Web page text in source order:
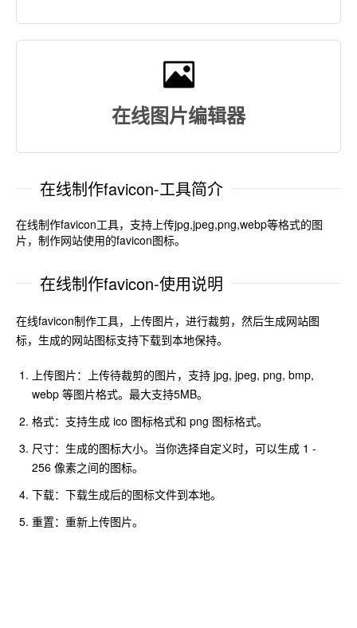
在线图片编辑器
在线制作favicon-工具简介
在线制作favicon工具，支持上传jpg,jpeg,png,webp等格式的图
片，制作网站使用的favicon图标。
在线制作favicon-使用说明
在线favicon制作工具，上传图片，进行裁剪，然后生成网站图
标，生成的网站图标支持下载到本地保持。
上传图片：上传待裁剪的图片，支持 jpg, jpeg, png, bmp,
webp 等图片格式。最大支持5MB。
格式：支持生成 ico 图标格式和 png 图标格式。
尺寸：生成的图标大小。当你选择自定义时，可以生成 1 -
256 像素之间的图标。
下载：下载生成后的图标文件到本地。
重置：重新上传图片。